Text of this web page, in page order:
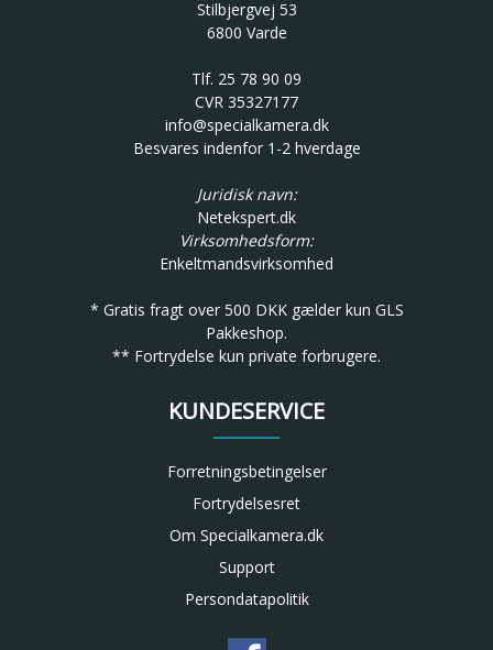
Stilbjergvej 53
6800 Varde
Tlf. 25 78 90 09
CVR 35327177
info@specialkamera.dk
Besvares indenfor 1-2 hverdage
Juridisk navn:
Netekspert.dk
Virksomhedsform:
Enkeltmandsvirksomhed
* Gratis fragt over 500 DKK gælder kun GLS
Pakkeshop.
** Fortrydelse kun private forbrugere.
KUNDESERVICE
Forretningsbetingelser
Fortrydelsesret
Om Specialkamera.dk
Support
Persondatapolitik